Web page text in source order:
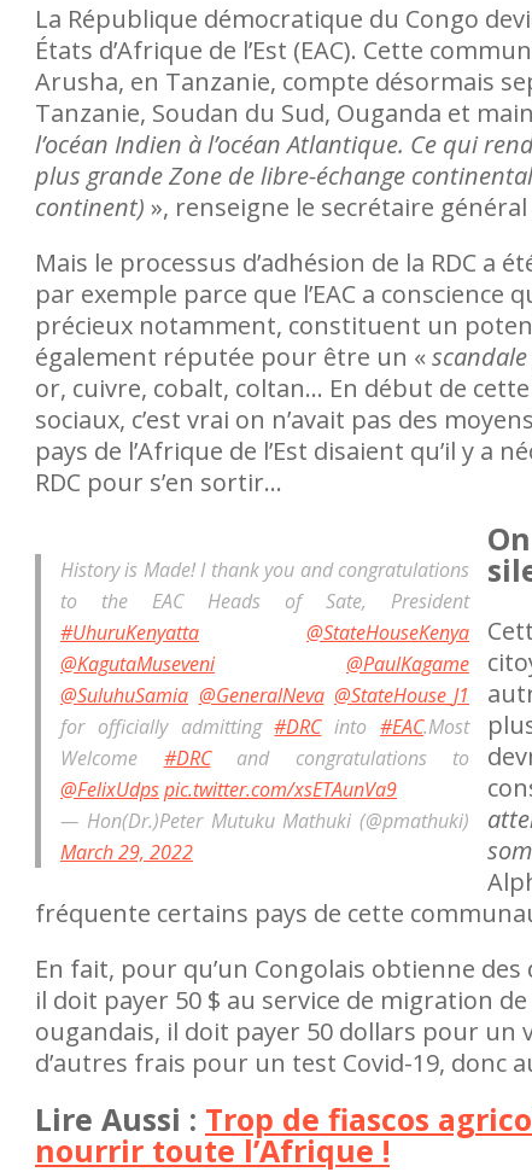
La République démocratique du Congo
États d’Afrique de l’Est (EAC). Cette
Arusha, en Tanzanie, compte désormais
Tanzanie, Soudan du Sud, Ouganda et
l’océan Indien à l’océan Atlantique. Ce qui
plus grande Zone de libre-échange
continent) », renseigne le secrétaire
Mais le processus d’adhésion de la RDC a
par exemple parce que l’EAC a
précieux notamment, constituent un
également réputée pour être un «
or, cuivre, cobalt, coltan… En début de
sociaux, c’est vrai on n’avait pas des
pays de l’Afrique de l’Est disaient qu’il y a
RDC pour s’en sortir…
History is Made! I thank you and congratulations
to the EAC Heads of Sate, President
#UhuruKenyatta
@StateHouseKenya
@KagutaMuseveni
@PaulKagame
@SuluhuSamia @GeneralNeva @StateHouse_J1
for officially admitting#DRCinto#EAC.Most
Welcome #DRCand congratulations to
@FelixUdpspic.twitter.com/xsETAunVa9
— Hon(Dr.)Peter Mutuku Mathuki (@pmathuki)
March 29, 2022
fréquente certains pays de cette
En fait, pour qu’un Congolais obtienne
il doit payer 50 $ au service de migration
ougandais, il doit payer 50 dollars pour un
d’autres frais pour un test Covid-19, donc
Lire Aussi : Trop de fiascos
nourrir toute l’Afrique !
violences en ligne
Butembo et ailleurs,
des violences,
ainsi que du